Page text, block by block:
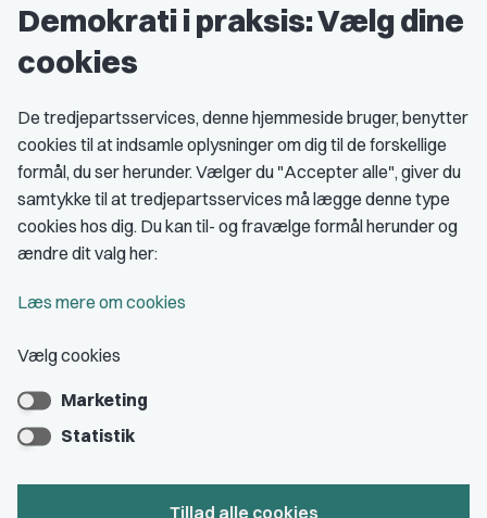
Grupper og kredse
Studenterorganisationer
Medlemskab
Fordele som medlem
Kontingent
Bliv medlem
Demokrati i praksis: Vælg dine
cookies
De tredjepartsservices, denne hjemmeside bruger, benytter
cookies til at indsamle oplysninger om dig til de forskellige
formål, du ser herunder. Vælger du "Accepter alle", giver du
samtykke til at tredjepartsservices må lægge denne type
cookies hos dig. Du kan til- og fravælge formål herunder og
ændre dit valg her:
Læs mere om cookies
Vælg cookies
Marketing
Statistik
Tillad alle cookies